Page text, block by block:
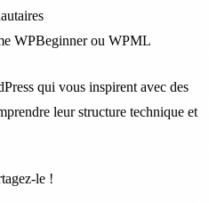
WPBeginner ou WPML
qui vous inspirent avec des
leur structure technique et
le !